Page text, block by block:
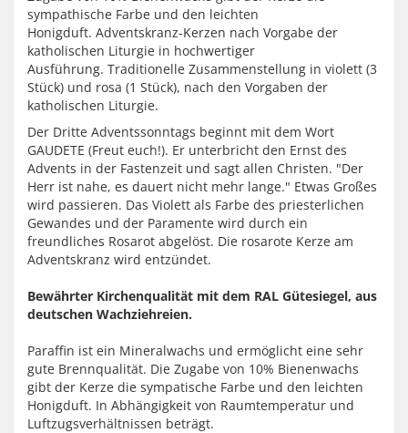
sympathische Farbe und den leichten
Honigduft. Adventskranz-Kerzen nach Vorgabe der
katholischen Liturgie in hochwertiger
Ausführung. Traditionelle Zusammenstellung in violett (3
Stück) und rosa (1 Stück), nach den Vorgaben der
katholischen Liturgie.
Der Dritte Adventssonntags beginnt mit dem Wort
GAUDETE (Freut euch!). Er unterbricht den Ernst des
Advents in der Fastenzeit und sagt allen Christen. "Der
Herr ist nahe, es dauert nicht mehr lange." Etwas Großes
wird passieren. Das Violett als Farbe des priesterlichen
Gewandes und der Paramente wird durch ein
freundliches Rosarot abgelöst. Die rosarote Kerze am
Adventskranz wird entzündet.
Bewährter Kirchenqualität mit dem RAL Gütesiegel, aus
deutschen Wachziehreien.
Paraffin ist ein Mineralwachs und ermöglicht eine sehr
gute Brennqualität. Die Zugabe von 10% Bienenwachs
gibt der Kerze die sympatische Farbe und den leichten
Honigduft. In Abhängigkeit von Raumtemperatur und
Luftzugsverhältnissen beträgt.